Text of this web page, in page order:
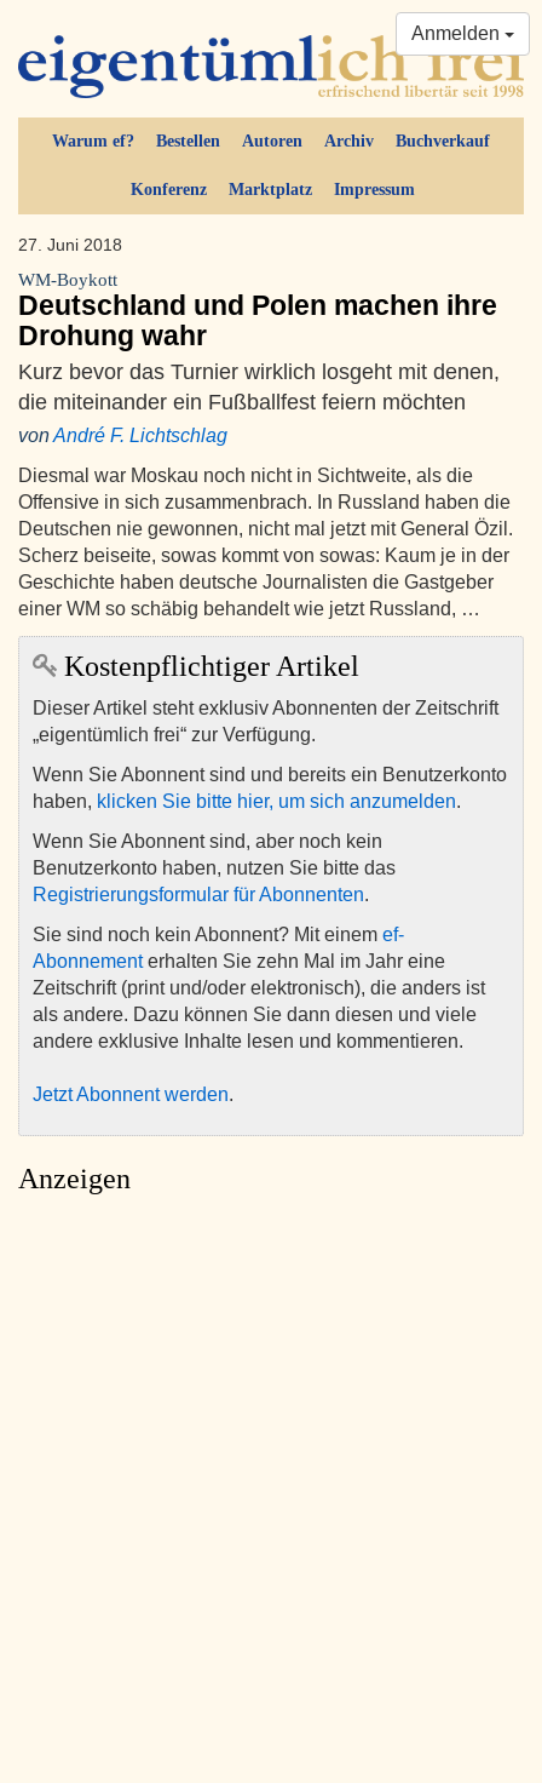
Warum ef? Bestellen Autoren Archiv Buchverkauf
Konferenz Marktplatz Impressum
Anmelden
27. Juni 2018
WM-Boykott
Deutschland und Polen machen ihre
Drohung wahr
Kurz bevor das Turnier wirklich losgeht mit denen,
die miteinander ein Fußballfest feiern möchten
vonAndré F. Lichtschlag
Diesmal war Moskau noch nicht in Sichtweite, als die
Offensive in sich zusammenbrach. In Russland haben die
Deutschen nie gewonnen, nicht mal jetzt mit General Özil.
Scherz beiseite, sowas kommt von sowas: Kaum je in der
Geschichte haben deutsche Journalisten die Gastgeber
einer WM so schäbig behandelt wie jetzt Russland, …
Kostenpflichtiger Artikel
Dieser Artikel steht exklusiv Abonnenten der Zeitschrift
„eigentümlich frei“ zur Verfügung.
Wenn Sie Abonnent sind und bereits ein Benutzerkonto
haben, klicken Sie bitte hier, um sich anzumelden.
Wenn Sie Abonnent sind, aber noch kein
Benutzerkonto haben, nutzen Sie bitte das
Registrierungsformular für Abonnenten.
Sie sind noch kein Abonnent? Mit einem ef-
Abonnementerhalten Sie zehn Mal im Jahr eine
Zeitschrift (print und/oder elektronisch), die anders ist
als andere. Dazu können Sie dann diesen und viele
andere exklusive Inhalte lesen und kommentieren.
Jetzt Abonnent werden.
Anzeigen